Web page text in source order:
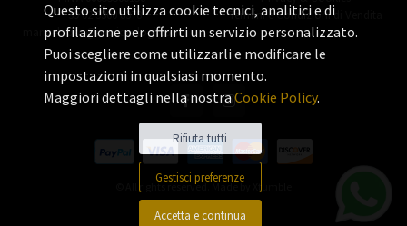
+39 02 3360 8378
manuel.rossi@rossiorologi.com
Termini e Condizioni di Vendita
© All rights reserved. Made by
Questo sito utilizza cookie tecnici, analitici e di
profilazione per offrirti un servizio personalizzato.
Puoi scegliere come utilizzarli e modificare le
impostazioni in qualsiasi momento.
Maggiori dettagli nella nostraCookie Policy.
Rifiuta tutti
Gestisci preferenze
Accetta e continua